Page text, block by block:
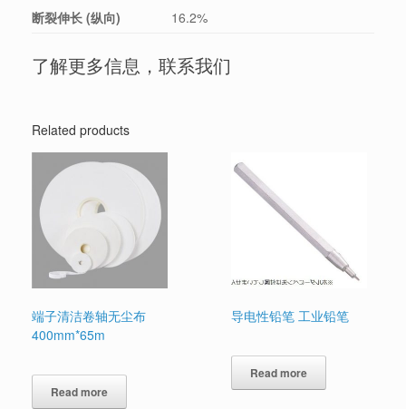
断裂伸长 (纵向)
16.2%
了解更多信息，联系我们
Related products
端子清洁卷轴无尘布
400mm*65m
Read more
导电性铅笔 工业铅笔
Read more